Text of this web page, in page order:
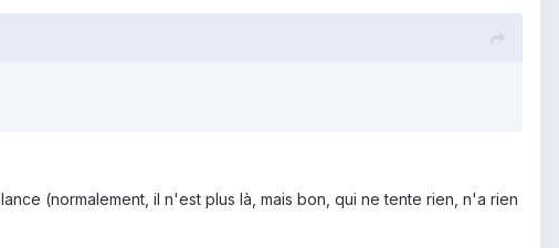
(normalement, il n'est plus là, mais bon, qui ne tente rien, n'a rien